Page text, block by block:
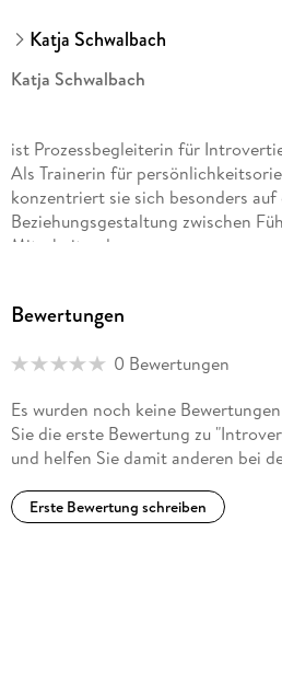
Katja Schwalbach
Katja Schwalbach
ist Prozessbegleiterin für
Als Trainerin für
konzentriert sie sich besonders
Beziehungsgestaltung zwischen
Mitarbeitenden.
Bewertungen
0 Bewertungen
Es wurden noch keine
Sie die erste Bewertung zu
und helfen Sie damit anderen bei
Erste Bewertung schreiben